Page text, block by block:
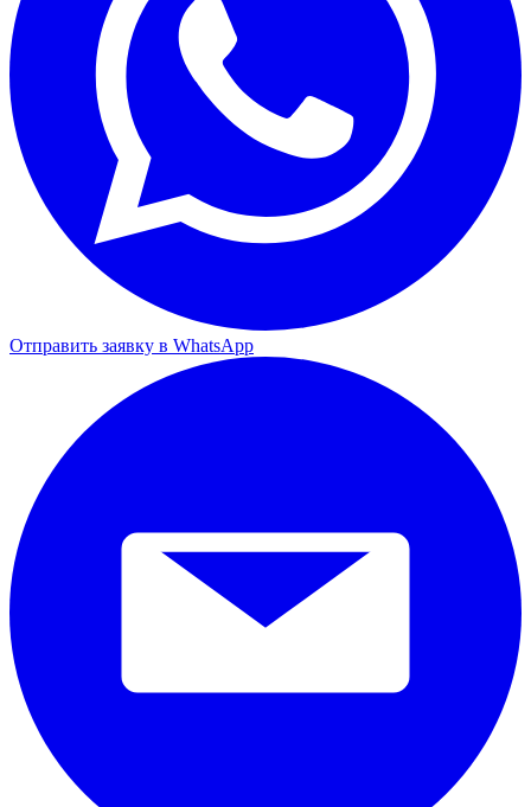
Отправить заявку в WhatsApp